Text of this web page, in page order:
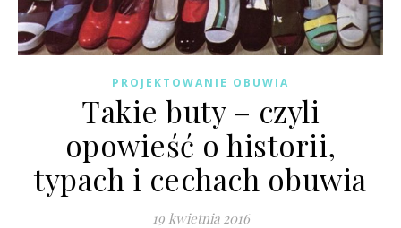
PROJEKTOWANIE OBUWIA
Takie buty – czyli
opowieść o historii,
typach i cechach obuwia
19 kwietnia 2016